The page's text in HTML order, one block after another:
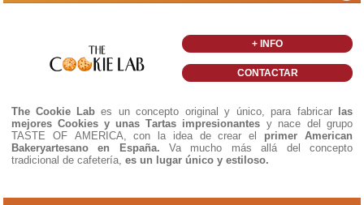
+ INFO
CONTACTAR
The Cookie Lab es un concepto original y único, para fabricar
las
mejores Cookies y unas Tartas impresionantes y nace del grupo
TASTE OF AMERICA, con la idea de crear el primer American
Bakeryartesano en España. Va mucho más allá del concepto
tradicional de cafetería, es un lugar único y estiloso.